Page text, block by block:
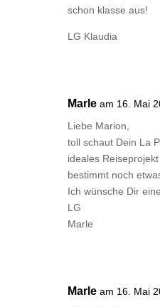
schon klasse aus!
LG Klaudia
Marle am 16. Mai
Liebe Marion,
toll schaut Dein La
ideales
bestimmt noch
Ich wünsche Dir
LG
Marle
Marle am 16. Mai